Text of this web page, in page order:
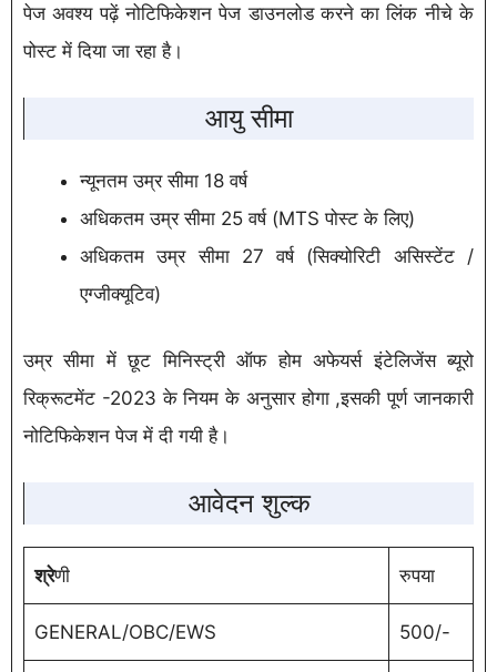
पेज अवश्य पढ़ें नोटिफिकेशन पेज डाउनलोड करने का लिंक नीचे के
पोस्ट में दिया जा रहा है।
आयु सीमा
न्यूनतम उम्र सीमा 18 वर्ष
अधिकतम उम्र सीमा 25 वर्ष (MTS पोस्ट के लिए)
अधिकतम उम्र सीमा 27 वर्ष (सिक्योरिटी असिस्टेंट /
एग्जीक्यूटिव)
उम्र सीमा में छूट मिनिस्ट्री ऑफ होम अफेयर्स इंटेलिजेंस ब्यूरो
रिक्रूटमेंट -2023 के नियम के अनुसार होगा ,इसकी पूर्ण जानकारी
नोटिफिकेशन पेज में दी गयी है।
आवेदन शुल्क
श्रेणी रुपया
GENERAL/OBC/EWS 500/-